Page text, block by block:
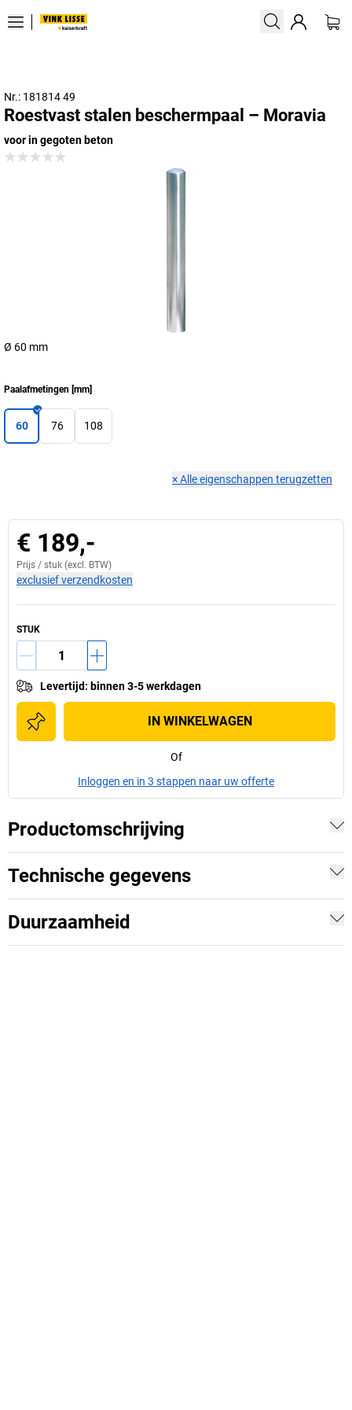
Nr.: 181814 49
Roestvast stalen beschermpaal – Moravia
voor in gegoten beton
Ø 60 mm
Paalafmetingen [mm]
60 76 108
×Alle eigenschappen terugzetten
€ 189,-
Prijs / stuk (excl. BTW)
exclusief verzendkosten
STUK
Levertijd: binnen 3-5 werkdagen
IN WINKELWAGEN
Of
Inloggen en in 3 stappen naar uw offerte
Productomschrijving
Technische gegevens
Duurzaamheid